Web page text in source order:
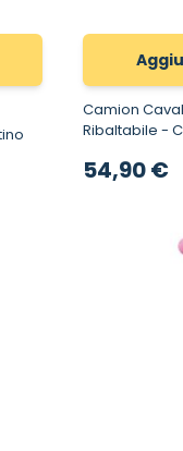
Camion
Ribaltabile - Camion da Cavalcare
54,90 €